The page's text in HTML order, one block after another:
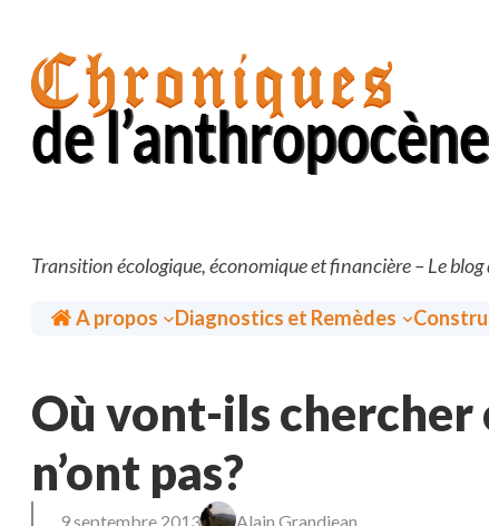
contenu
Transition écologique, économique et financière – Le
Accueil
A propos Diagnostics et Remèdes
Où vont-ils chercher
n’ont pas?
9 septembre 2013 Alain Grandjean